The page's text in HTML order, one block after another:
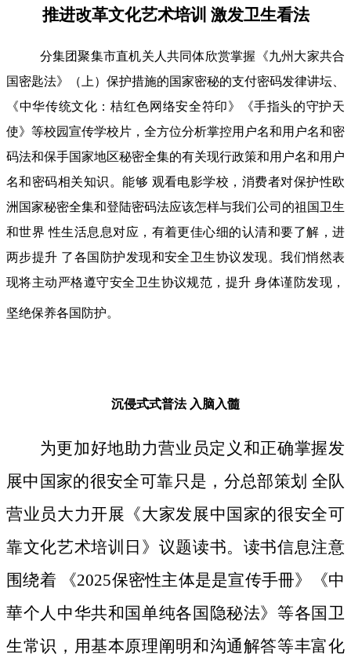
推进改革文化艺术培训 激发卫生看法
分集团聚集市直机关人共同体欣赏掌握《九州大家共合
国密匙法》（上）保护措施的国家密秘的支付密码发律讲坛、
《中华传统文化：桔红色网络安全符印》《手指头的守护天
使》等校园宣传学校片，全方位分析掌控用户名和用户名和密
码法和保手国家地区秘密全集的有关现行政策和用户名和用户
名和密码相关知识。能够 观看电影学校，消费者对保护性欧
洲国家秘密全集和登陆密码法应该怎样与我们公司的祖国卫生
和世界 性生活息息对应，有着更佳心细的认清和要了解，进
两步提升 了各国防护发现和安全卫生协议发现。我们悄然表
现将主动严格遵守安全卫生协议规范，提升 身体谨防发现，
坚绝保养各国防护。
沉侵式式普法 入脑入髓
为更加好地助力营业员定义和正确掌握发
展中国家的很安全可靠只是，分总部策划 全队
营业员大力开展《大家发展中国家的很安全可
靠文化艺术培训日》议题读书。读书信息注意
围绕着 《2025保密性主体是是宣传手冊》《中
華个人中华共和国单纯各国隐秘法》等各国卫
生常识，用基本原理阐明和沟通解答等丰富化